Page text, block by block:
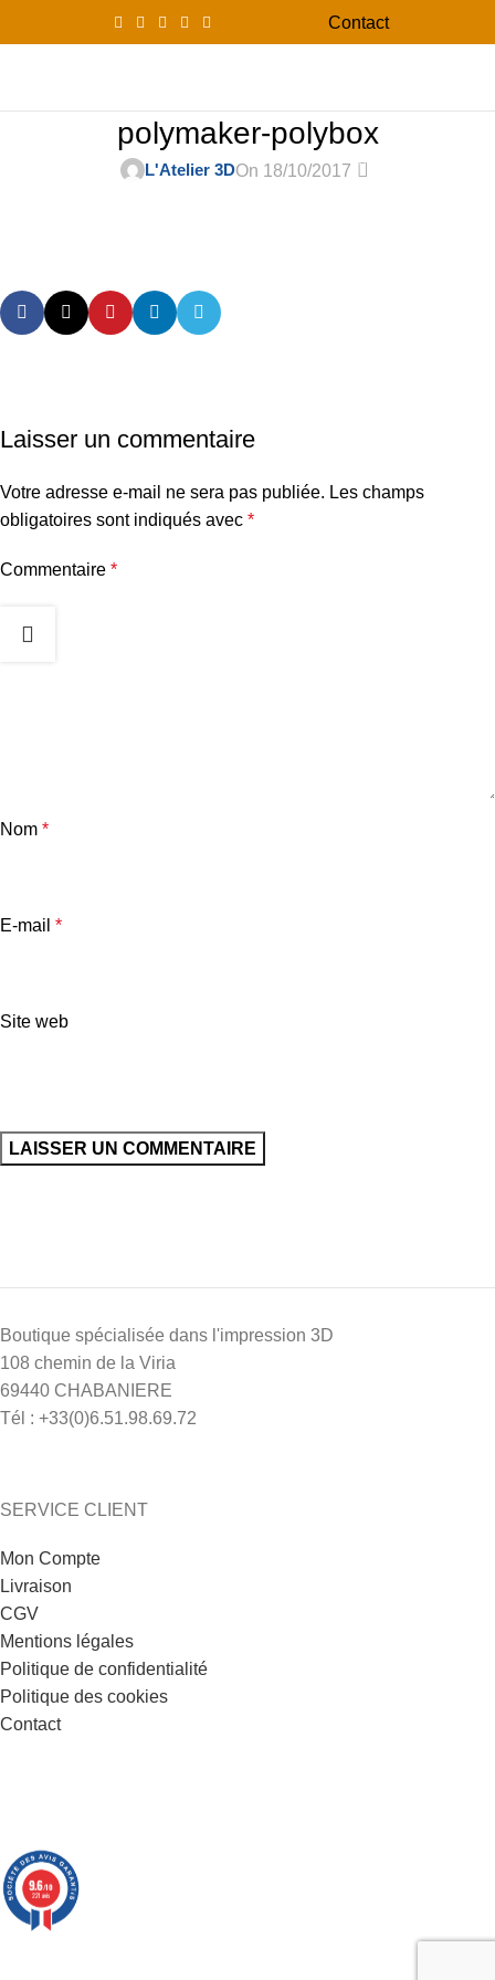
Contact
polymaker-polybox
L'Atelier 3DOn 18/10/2017 0
Laisser un commentaire
Votre adresse e-mail ne sera pas publiée. Les champs
obligatoires sont indiqués avec *
Commentaire *
Nom *
E-mail *
Site web
Boutique spécialisée dans l'impression 3D
108 chemin de la Viria
69440 CHABANIERE
Tél : +33(0)6.51.98.69.72
SERVICE CLIENT
Mon Compte
Livraison
CGV
Mentions légales
Politique de confidentialité
Politique des cookies
Contact
9.6/10
221 avis